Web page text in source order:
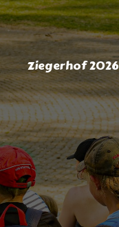
Ziegerhof 2026